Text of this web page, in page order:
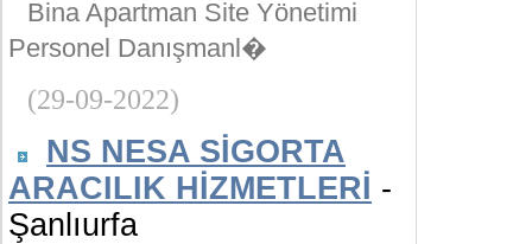
Bina Apartman Site Yönetimi
Personel Danışmanl�
(29-09-2022)
NS NESA SİGORTA
ARACILIK HİZMETLERİ -
Şanlıurfa